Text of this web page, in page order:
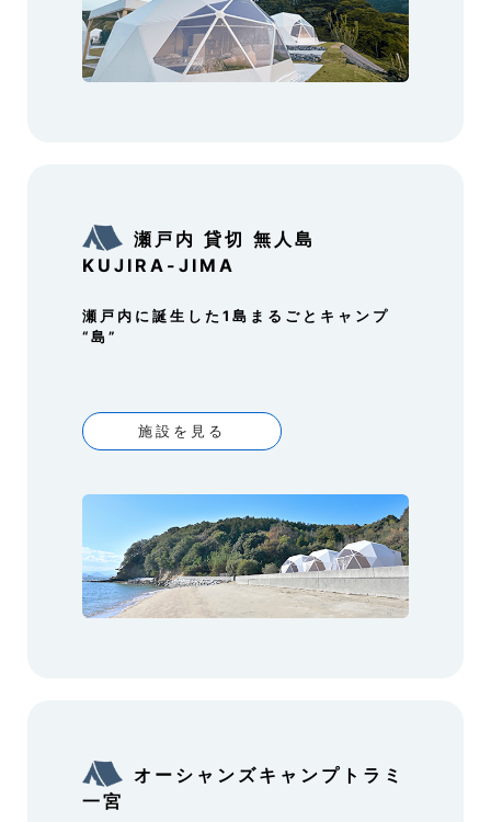
瀬戸内 貸切 無人島
KUJIRA-JIMA
瀬戸内に誕生した1島まるごとキャンプ
“島”
施設を見る
オーシャンズキャンプトラミ
一宮